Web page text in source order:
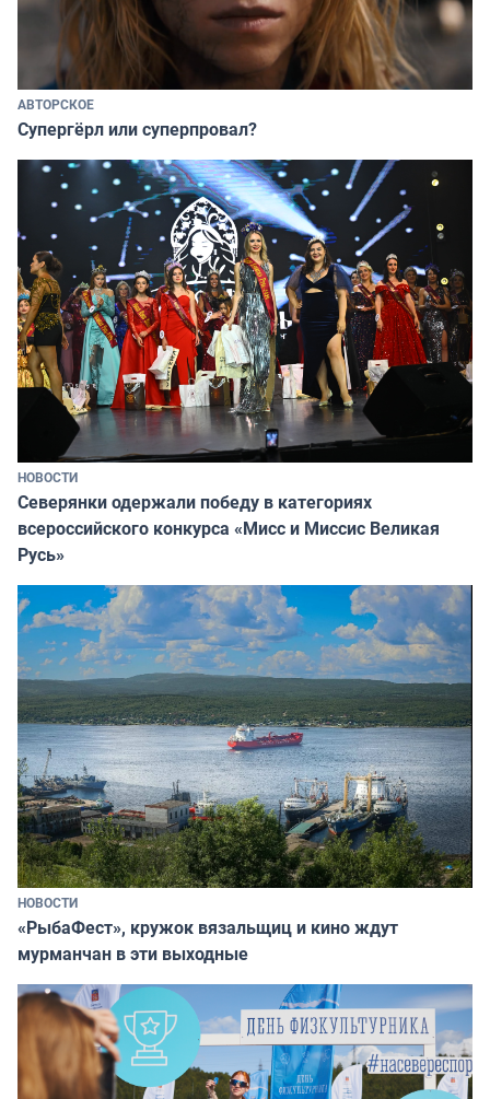
АВТОРСКОЕ
Супергёрл или суперпровал?
НОВОСТИ
Северянки одержали победу в категориях
всероссийского конкурса «Мисс и Миссис Великая
Русь»
НОВОСТИ
«РыбаФест», кружок вязальщиц и кино ждут
мурманчан в эти выходные